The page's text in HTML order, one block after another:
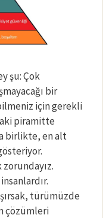
şu: Çok
bir
için gerekli
piramitte
birlikte, en alt
türümüzde
çözümleri